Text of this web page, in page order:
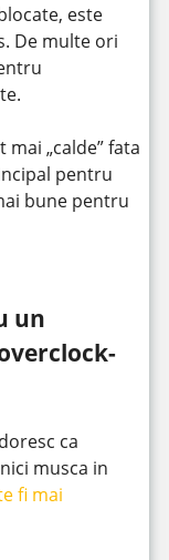
este
De multe ori
„calde” fata
pentru
bune pentru
un
ca
musca in
fi mai